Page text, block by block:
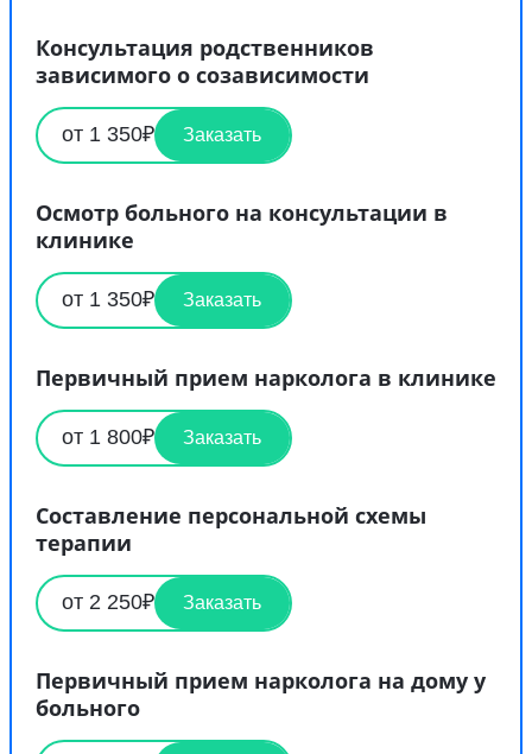
Консультация родственников
зависимого о созависимости
от 1 350₽ Заказать
Осмотр больного на консультации в
клинике
от 1 350₽ Заказать
Первичный прием нарколога в клинике
от 1 800₽ Заказать
Составление персональной схемы
терапии
от 2 250₽ Заказать
Первичный прием нарколога на дому у
больного